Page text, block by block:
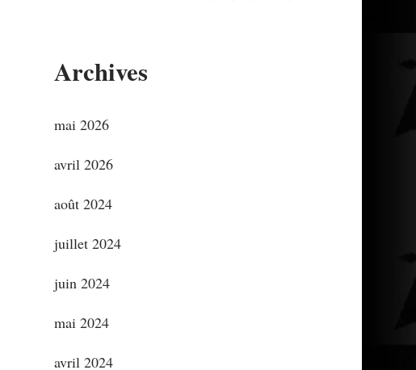
Archives
mai 2026
avril 2026
août 2024
juillet 2024
juin 2024
mai 2024
avril 2024